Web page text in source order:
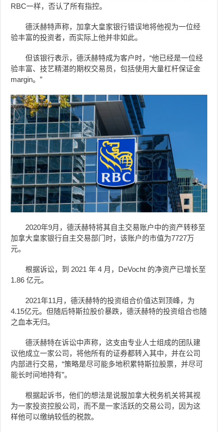
RBC一样，否认了所有指控。
德沃赫特声称，加拿大皇家银行错误地将他视为一位经
验丰富的投资者，而实际上他并非如此。
但该银行表示，德沃赫特成为客户时，“他已经是一位经
验丰富、技艺精湛的期权交易员，包括使用大量杠杆保证金
margin。”
2020年9月，德沃赫特将其自主交易账户中的资产转移至
加拿大皇家银行自主交易部门时，该账户的市值为7727万
元。
根据诉讼，到 2021 年 4 月，DeVocht 的净资产已增长至
1.86 亿元。
2021年11月，德沃赫特的投资组合价值达到顶峰，为
4.15亿元。但随后特斯拉股价暴跌，德沃赫特的投资组合也随
之血本无归。
德沃赫特在诉讼中声称，这支由专业人士组成的团队建
议他成立一家公司，将他所有的证券都转入其中，并在公司
内部进行交易，“策略是尽可能多地积累特斯拉股票，并尽可
能长时间地持有”。
根据起诉书，他们的想法是说服加拿大税务机关将其视
为一家投资控股公司，而不是一家活跃的交易公司，因为这
样他可以缴纳较低的税款。